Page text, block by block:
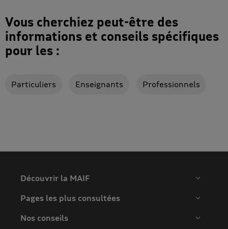
Vous cherchiez peut-être des
informations et conseils spécifiques
pour les :
Particuliers Enseignants Professionnels
Découvrir la MAIF
Pages les plus consultées
Nos conseils